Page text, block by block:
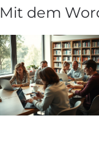
Mit dem